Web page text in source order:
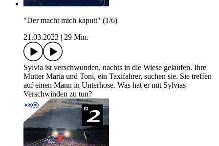
"Der macht mich kaputt" (1/6)
21.03.2023
29 Min.
Sylvia ist verschwunden, nachts in die Wiese gelaufen. Ihre
Mutter Maria und Toni, ein Taxifahrer, suchen sie. Sie treffen
auf einen Mann in Unterhose. Was hat er mit Sylvias
Verschwinden zu tun?